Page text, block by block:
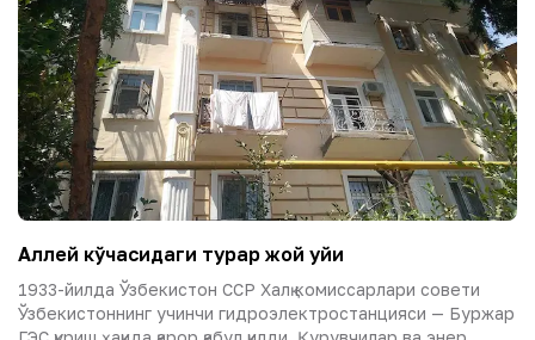
Аллей кўчасидаги турар жой уйи
1933-йилда Ўзбекистон ССР Халқ комиссарлари совети
Ўзбекистоннинг учинчи гидроэлектростанцияси — Буржар